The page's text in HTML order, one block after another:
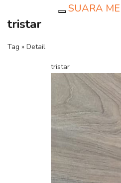
SUARA
tristar
Tag » Detail
tristar